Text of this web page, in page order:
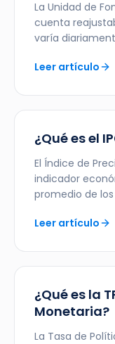
La Unidad de
cuenta
varía
Leer artículo
¿Qué es el
El Índice de
indicador
promedio de
Leer artículo
¿Qué es la
Monetaria?
La Tasa de